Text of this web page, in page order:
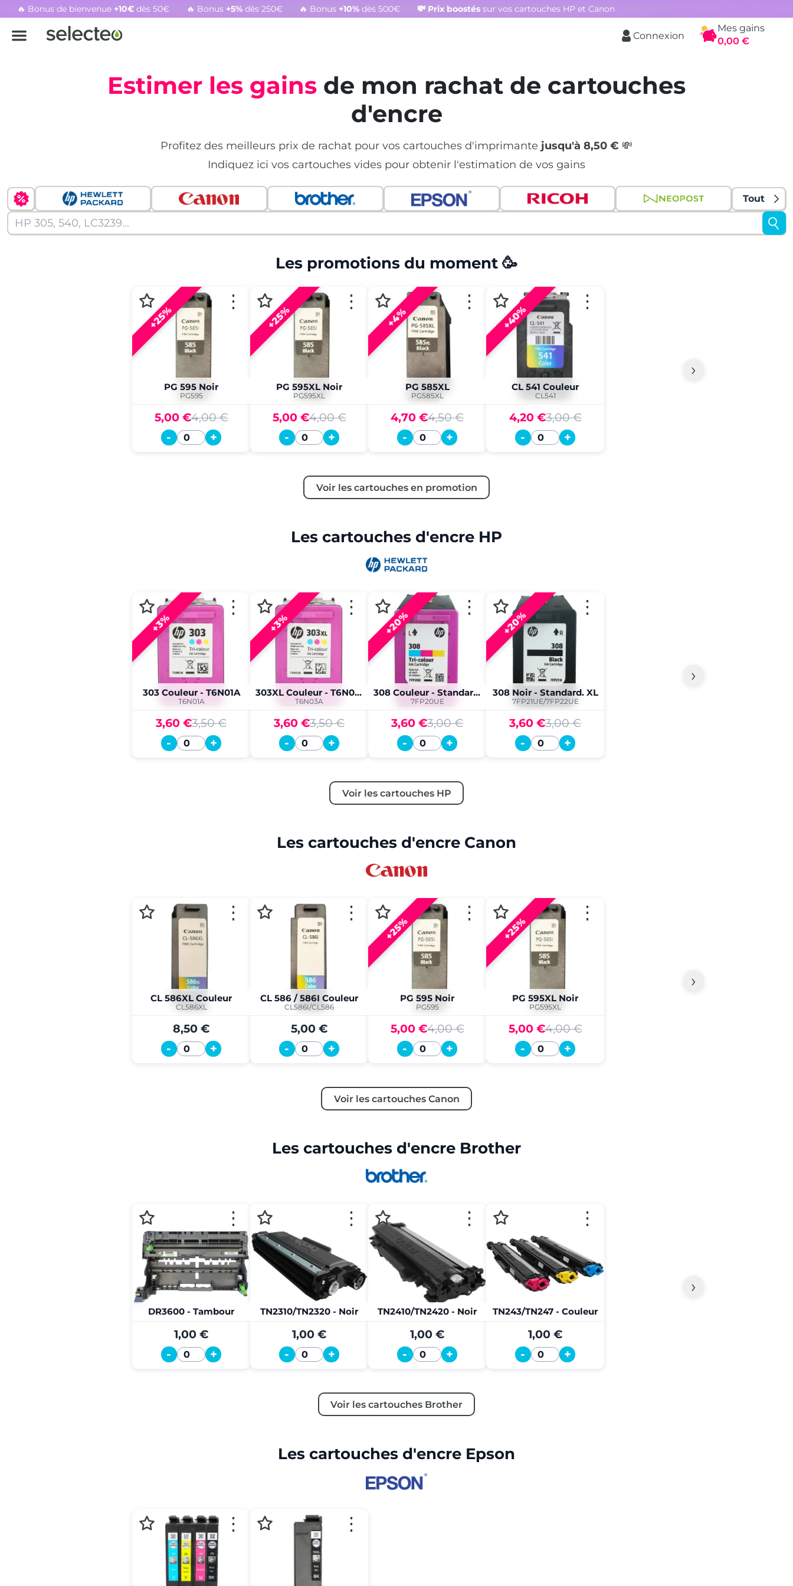
🔥 Bonus de bienvenue +10€dès 50€ 🔥 Bonus +5%dès 250€ 🔥 Bonus +10% dès 500€ 💸 Prix boostés sur vos cartouches HP et Canon
Connexion
Panier
Mes gains
0,00 €
Estimer les gains de mon rachat de cartouches
d'encre
Profitez des meilleurs prix de rachat pour vos cartouches d'imprimante jusqu'à 8,50 € 💸
Indiquez ici vos cartouches vides pour obtenir l'estimation de vos gains
Tout
Les promotions du moment 🥳
+25%
⋮
PG 595 Noir
PG595
5,00 €4,00 €
-
Quantité
+
+25%
⋮
PG 595XL Noir
PG595XL
5,00 €4,00 €
-
Quantité
+
+4%
⋮
PG 585XL
PG585XL
4,70 €4,50 €
-
Quantité
+
+40%
⋮
CL 541 Couleur
CL541
4,20 €3,00 €
-
Quantité
+
›
Voir les cartouches en promotion
Les cartouches d'encre HP
+3%
⋮
303 Couleur - T6N01A
T6N01A
3,60 €3,50 €
-
Quantité
+
+3%
⋮
303XL Couleur - T6N03A
T6N03A
3,60 €3,50 €
-
Quantité
+
+20%
⋮
308 Couleur - Standard. XL
7FP20UE
3,60 €3,00 €
-
Quantité
+
+20%
⋮
308 Noir - Standard. XL
7FP21UE/7FP22UE
3,60 €3,00 €
-
Quantité
+
›
Voir les cartouches HP
Les cartouches d'encre Canon
⋮
CL 586XL Couleur
CL586XL
8,50 €
-
Quantité
+
⋮
CL 586 / 586I Couleur
CL586I/CL586
5,00 €
-
Quantité
+
+25%
⋮
PG 595 Noir
PG595
5,00 €4,00 €
-
Quantité
+
+25%
⋮
PG 595XL Noir
PG595XL
5,00 €4,00 €
-
Quantité
+
›
Voir les cartouches Canon
Les cartouches d'encre Brother
⋮
DR3600 - Tambour
1,00 €
-
Quantité
+
⋮
TN2310/TN2320 - Noir
1,00 €
-
Quantité
+
⋮
TN2410/TN2420 - Noir
1,00 €
-
Quantité
+
⋮
TN243/TN247 - Couleur
1,00 €
-
Quantité
+
›
Voir les cartouches Brother
Les cartouches d'encre Epson
⋮ ⋮